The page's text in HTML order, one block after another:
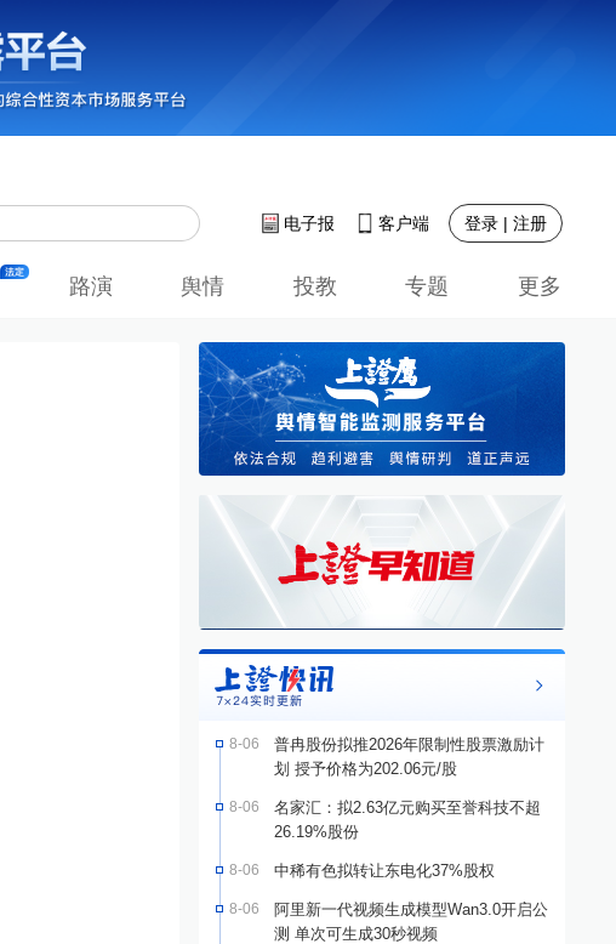
电子报 客户端 登录 | 注册
路演 舆情 投教 专题 更多
8-06
普冉股份拟推2026年限制性股票激励计
划 授予价格为202.06元/股
8-06
名家汇：拟2.63亿元购买至誉科技不超
26.19%股份
8-06 中稀有色拟转让东电化37%股权
8-06
阿里新一代视频生成模型Wan3.0开启公
测 单次可生成30秒视频